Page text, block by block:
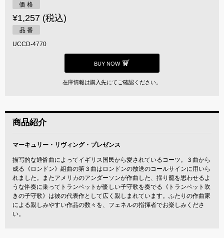
価 格
¥1,257 (税込)
品 番
UCCD-4770
BUY NOW
在庫情報は購入先にてご確認ください。
商品紹介
マーキュリー・リヴィング・プレゼンス
描写的な通俗曲によってイギリス国民から愛されているコーツ。３曲から
成る《ロンドン》組曲の第３曲はロンドンの放送のコールサインに用いら
れました。またアメリカのアンダーソンが作曲した、揺り籠を思わせるよ
うな伴奏に乗ってトランペットが優しい子守歌を奏でる《トランペット吹
きの子守歌》は彼の代表作として広く親しまれています。ふたりの作曲家
による親しみやすい作品の数々を、フェネルの指揮者でお楽しみくださ
い。